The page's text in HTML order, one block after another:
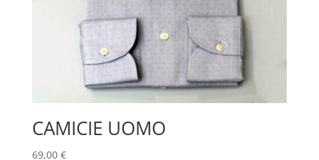
CAMICIE UOMO
69,00 €